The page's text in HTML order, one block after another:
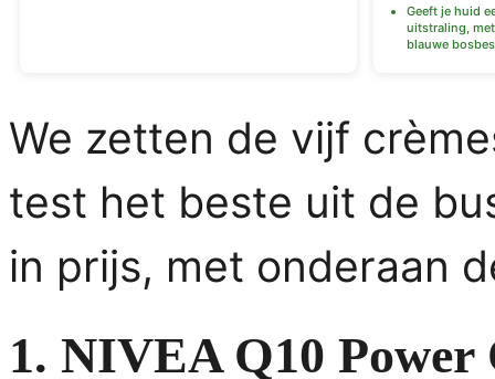
Geeft je huid
uitstraling,
blauwe
We zetten de vijf
test het beste uit de
in prijs, met onderaan
1. NIVEA Q10 Power